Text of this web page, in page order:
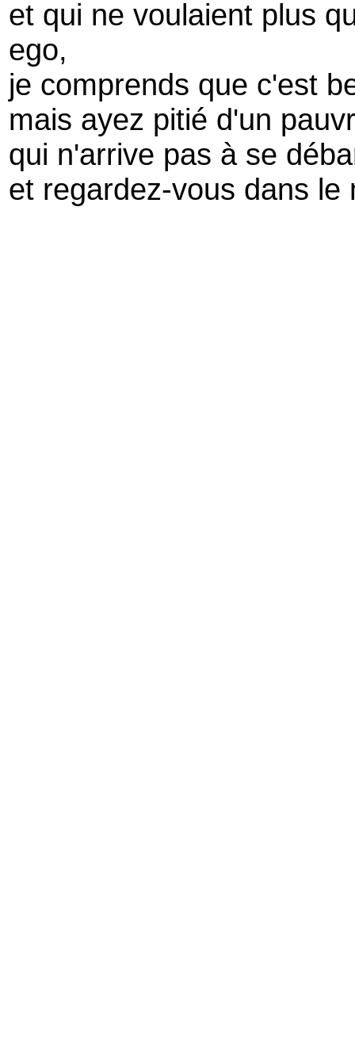
et qui ne voulaient plus
ego,
je comprends que c'est
mais ayez pitié d'un
qui n'arrive pas à se
et regardez-vous dans le